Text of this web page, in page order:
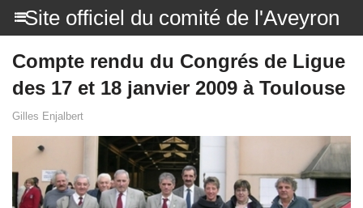
Site officiel du comité de l'Aveyron
Compte rendu du Congrés de Ligue
des 17 et 18 janvier 2009 à Toulouse
Gilles Enjalbert